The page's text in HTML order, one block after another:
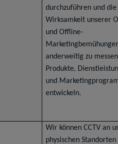
durchzuführen und die
Wirksamkeit unserer
und Offline-
anderweitig zu
Produkte,
und
entwickeln.
Wir können CCTV an
physischen Standorten